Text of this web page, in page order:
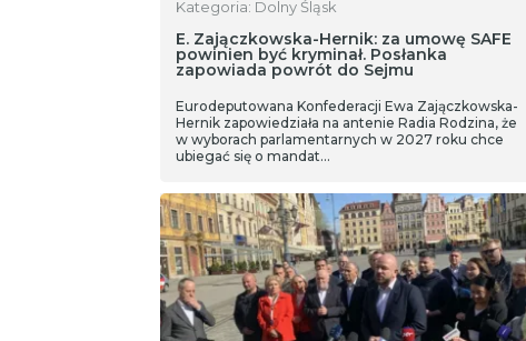
Kategoria: Dolny Śląsk
E. Zajączkowska-Hernik: za umowę SAFE
powinien być kryminał. Posłanka
zapowiada powrót do Sejmu
Eurodeputowana Konfederacji Ewa Zajączkowska-
Hernik zapowiedziała na antenie Radia Rodzina, że
w wyborach parlamentarnych w 2027 roku chce
ubiegać się o mandat…